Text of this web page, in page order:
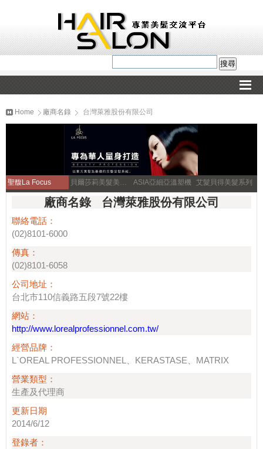
Home 廠商名錄 台灣萊雅股份有限公司
聖馥La Focus 貝爾莎莉美髮美容補習 ASIA亞細亞溫塑機 艾髮貝得美髮系列
廠商名錄 台灣萊雅股份有限公司
聯絡電話：
(02)8101-6000
傳真：
(02)8101-6058
公司地址：
台北市110信義路五段7號22樓
網站：
http://www.lorealprofessionnel.com.tw/
經營品牌：
L`OREAL PROFESSIONNEL、KERASTASE、MATRIX
營業類型：
生產及代理商
更新日期
2014/6/12
登錄者：